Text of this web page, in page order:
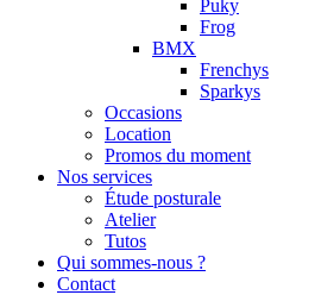
Puky
Frog
BMX
Frenchys
Sparkys
Occasions
Location
Promos du moment
Nos services
Étude posturale
Atelier
Tutos
Qui sommes-nous ?
Contact